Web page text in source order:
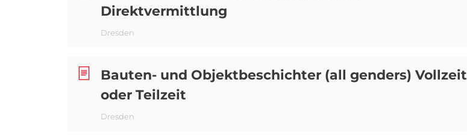
Direktvermittlung
Dresden
Bauten- und Objektbeschichter (all genders) Vollzeit
oder Teilzeit
Dresden